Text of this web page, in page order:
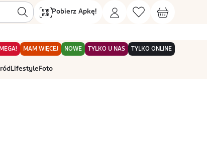
Pobierz Apkę!
MEGA! MAM WIĘCEJ NOWE TYLKO U NAS TYLKO ONLINE
Lifestyle Foto